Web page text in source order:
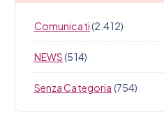
Comunicati(2.412)
NEWS(514)
Senza Categoria (754)